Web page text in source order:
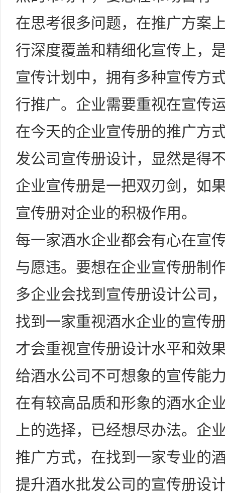
在思考很多问题，在推广方案
行深度覆盖和精细化宣传上，
宣传计划中，拥有多种宣传方
行推广。企业需要重视在宣传
在今天的企业宣传册的推广方
发公司宣传册设计，显然是得
企业宣传册是一把双刃剑，如
宣传册对企业的积极作用。
每一家酒水企业都会有心在宣
与愿违。要想在企业宣传册制
多企业会找到宣传册设计公司
找到一家重视酒水企业的宣传
才会重视宣传册设计水平和效
给酒水公司不可想象的宣传能
在有较高品质和形象的酒水企
上的选择，已经想尽办法。企
推广方式，在找到一家专业的
提升酒水批发公司的宣传册设